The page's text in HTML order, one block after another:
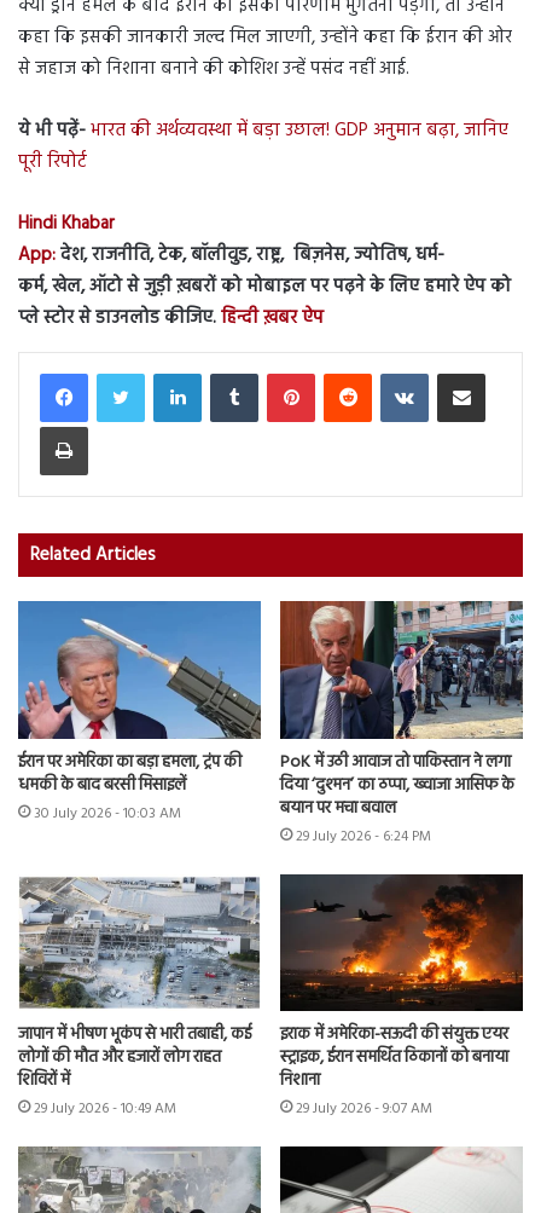
क्या ड्रोन हमले के बाद ईरान को इसका परिणाम भुगतना पड़ेगा, तो उन्होंने
कहा कि इसकी जानकारी जल्द मिल जाएगी, उन्होंने कहा कि ईरान की ओर
से जहाज को निशाना बनाने की कोशिश उन्हें पसंद नहीं आई.
ये भी पढ़ें-भारत की अर्थव्यवस्था में बड़ा उछाल! GDP अनुमान बढ़ा, जानिए
पूरी रिपोर्ट
Hindi Khabar
App:देश, राजनीति, टेक, बॉलीवुड, राष्ट्र, बिज़नेस, ज्योतिष, धर्म-
कर्म, खेल, ऑटो से जुड़ी ख़बरों को मोबाइल पर पढ़ने के लिए हमारे ऐप को
प्ले स्टोर से डाउनलोड कीजिए.हिन्दी ख़बर ऐप
LinkedInTumblr PinterestReddit VKontakteShare via Email
Print
Related Articles
ईरान पर अमेरिका का बड़ा हमला, ट्रंप की
धमकी के बाद बरसी मिसाइलें
30 July 2026 - 10:03 AM
PoK में उठी आवाज तो पाकिस्तान ने लगा
दिया ‘दुश्मन’ का ठप्पा, ख्वाजा आसिफ के
बयान पर मचा बवाल
29 July 2026 - 6:24 PM
जापान में भीषण भूकंप से भारी तबाही, कई
लोगों की मौत और हजारों लोग राहत
शिविरों में
29 July 2026 - 10:49 AM
इराक में अमेरिका-सऊदी की संयुक्त एयर
स्ट्राइक, ईरान समर्थित ठिकानों को बनाया
निशाना
29 July 2026 - 9:07 AM